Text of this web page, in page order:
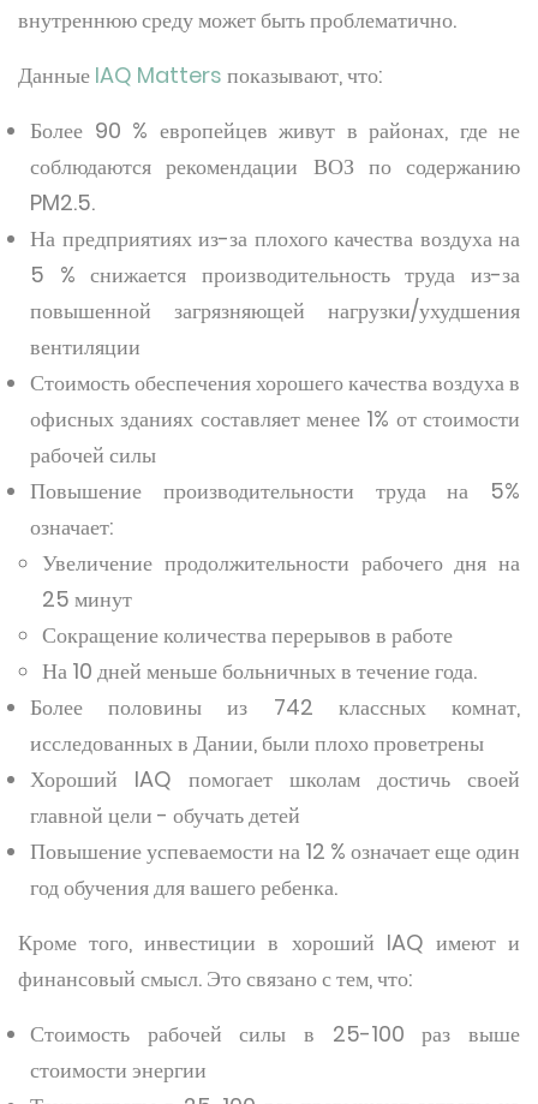
внутреннюю среду может быть проблематично.
Данные IAQ Matters показывают, что:
Более 90 % европейцев живут в районах, где не
соблюдаются рекомендации ВОЗ по содержанию
PM2.5.
На предприятиях из-за плохого качества воздуха на
5 % снижается производительность труда из-за
повышенной загрязняющей нагрузки/ухудшения
вентиляции
Стоимость обеспечения хорошего качества воздуха в
офисных зданиях составляет менее 1% от стоимости
рабочей силы
Повышение производительности труда на 5%
означает:
Увеличение продолжительности рабочего дня на
25 минут
Сокращение количества перерывов в работе
На 10 дней меньше больничных в течение года.
Более половины из 742 классных комнат,
исследованных в Дании, были плохо проветрены
Хороший IAQ помогает школам достичь своей
главной цели - обучать детей
Повышение успеваемости на 12 % означает еще один
год обучения для вашего ребенка.
Кроме того, инвестиции в хороший IAQ имеют и
финансовый смысл. Это связано с тем, что:
Стоимость рабочей силы в 25-100 раз выше
стоимости энергии